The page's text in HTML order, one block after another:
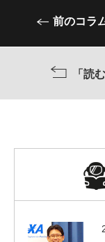
前のコラ
「読